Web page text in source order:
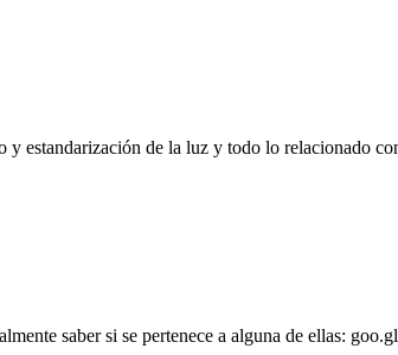
estandarización de la luz y todo lo relacionado
saber si se pertenece a alguna de ellas: